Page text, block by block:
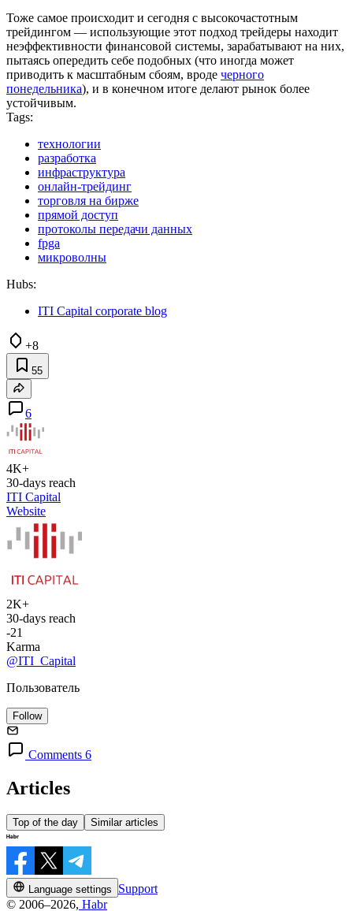
Тоже самое происходит и сегодня с высокочастотным
трейдингом — использующие этот подход трейдеры находит
неэффективности финансовой системы, зарабатывают на них,
пытаясь опередить себе подобных (что иногда может
приводить к масштабным сбоям, вроде черного
понедельника), и в конечном итоге делают рынок более
устойчивым.
Tags:
технологии
разработка
инфраструктура
онлайн-трейдинг
торговля на бирже
прямой доступ
протоколы передачи данных
fpga
микроволны
Hubs:
ITI Capital corporate blog
+8
55
6
4K+
30-days reach
ITI Capital
Website
2K+
30-days reach
-21
Karma
@ITI_Capital
Пользователь
Follow
Comments 6
Articles
Top of the day Similar articles
Language settings
Support
© 2006–2026, Habr